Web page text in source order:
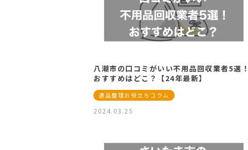
八潮市の口コミがいい不用品回収業者5選！
おすすめはどこ？【24年最新】
遺品整理お役立ちコラム
2024.03.25